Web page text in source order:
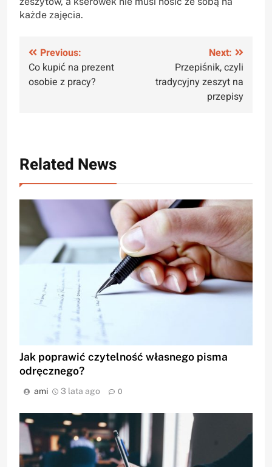
każde zajęcia.
Nawigacja
wpisu
Previous:
Co kupić na prezent
osobie z pracy?
Next:
Przepiśnik, czyli
tradycyjny zeszyt na
przepisy
Related News
Jak poprawić czytelność własnego pisma
odręcznego?
ami 3 lata ago 0